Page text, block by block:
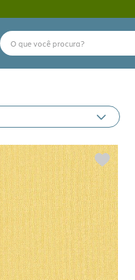
O que você procura?